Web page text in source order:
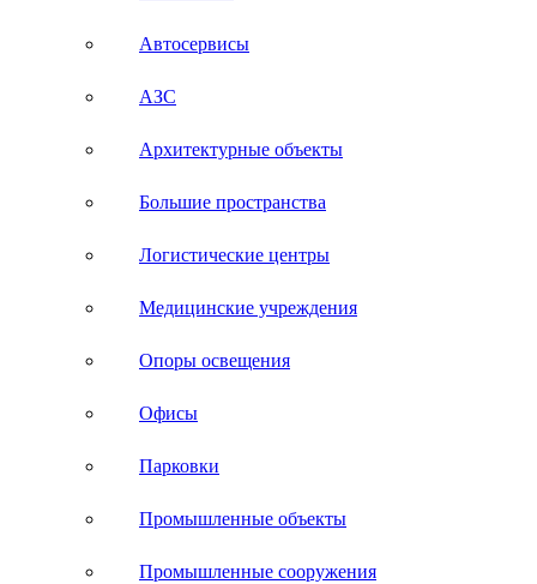
Автосервисы
АЗС
Архитектурные объекты
Большие пространства
Логистические центры
Медицинские учреждения
Опоры освещения
Офисы
Парковки
Промышленные объекты
Промышленные сооружения